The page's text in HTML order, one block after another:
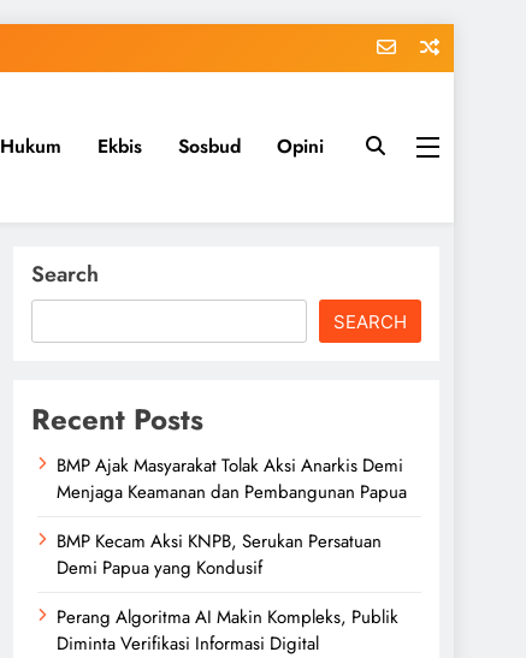
Hukum Ekbis Sosbud Opini
Search
SEARCH
Recent Posts
BMP Ajak Masyarakat Tolak Aksi Anarkis Demi
Menjaga Keamanan dan Pembangunan Papua
BMP Kecam Aksi KNPB, Serukan Persatuan
Demi Papua yang Kondusif
Perang Algoritma AI Makin Kompleks, Publik
Diminta Verifikasi Informasi Digital